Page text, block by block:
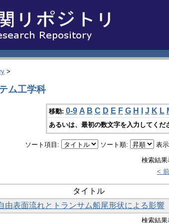
>
ム工学科
移動: 0-9 A B C D E F G H J K L
あるいは、最初の数文字を入力してくだ
ソート項目: ソート順: 表
検索結
<
タイトル
由表面流れとトランサム船尾形状による影響
検索結